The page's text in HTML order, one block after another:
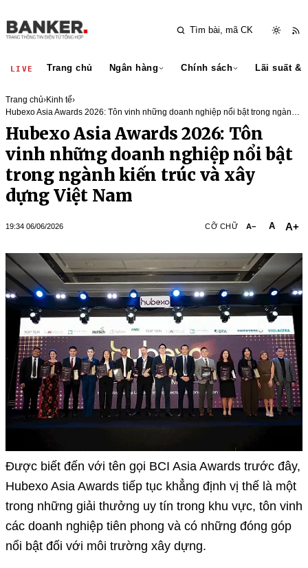
LIVE Trang chủ Ngân hàng Chính sách Lãi suất &
Trang chủ›Kinh tế›
Hubexo Asia Awards 2026: Tôn vinh những doanh nghiệp nổi bật trong ngành
kiến trúc và xây dựng Việt Nam
Hubexo Asia Awards 2026: Tôn
vinh những doanh nghiệp nổi bật
trong ngành kiến trúc và xây
dựng Việt Nam
19:34 06/06/2026 CỠ CHỮ A− A A+
Được biết đến với tên gọi BCI Asia Awards trước đây,
Hubexo Asia Awards tiếp tục khẳng định vị thế là một
trong những giải thưởng uy tín trong khu vực, tôn vinh
các doanh nghiệp tiên phong và có những đóng góp
nổi bật đối với môi trường xây dựng.